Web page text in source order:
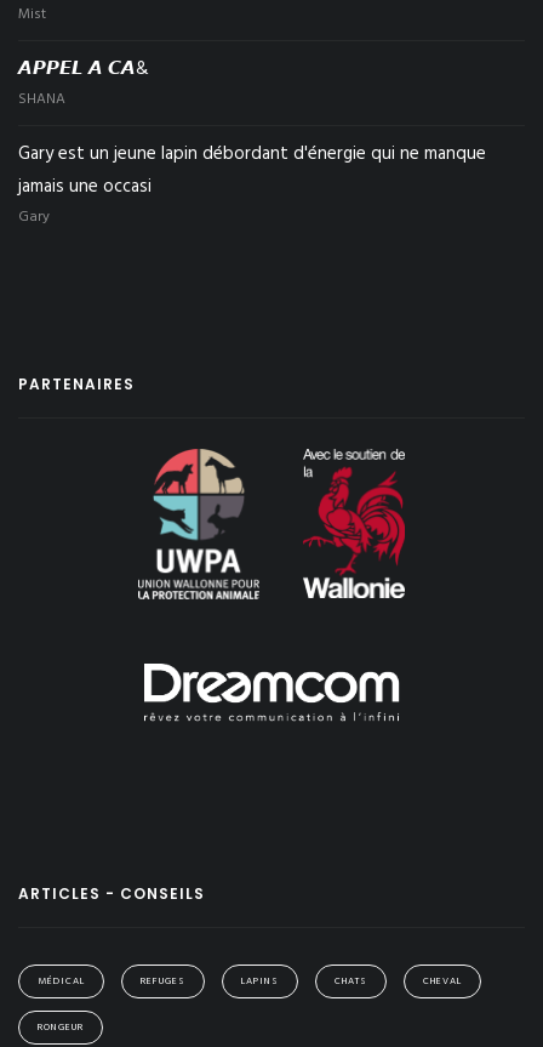
Mist
𝘼𝙋𝙋𝙀𝙇 𝘼 𝘾𝘼&
SHANA
Gary est un jeune lapin débordant d'énergie qui ne manque
jamais une occasi
Gary
PARTENAIRES
ARTICLES - CONSEILS
MÉDICAL REFUGES LAPINS CHATS CHEVAL
RONGEUR